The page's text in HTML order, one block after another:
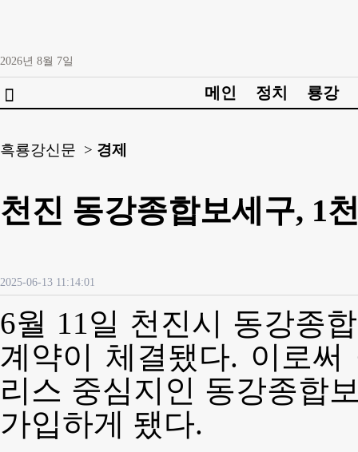
2026년 8월 7일
 메인 정치 룡강
흑룡강신문 > 경제
천진 동강종합보세구, 1
2025-06-13 11:14:01
6월 11일 천진시 동강종
계약이 체결됐다. 이로
리스 중심지인 동강종합
가입하게 됐다.